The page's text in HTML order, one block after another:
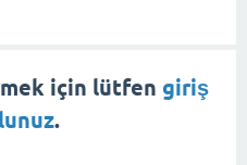
için lütfen giriş
.